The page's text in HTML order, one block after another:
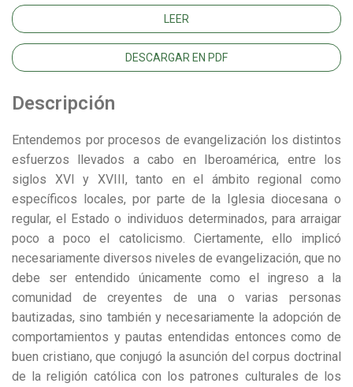
LEER
DESCARGAR EN PDF
Descripción
Entendemos por procesos de evangelización los distintos
esfuerzos llevados a cabo en Iberoamérica, entre los
siglos XVI y XVIII, tanto en el ámbito regional como
específicos locales, por parte de la Iglesia diocesana o
regular, el Estado o individuos determinados, para arraigar
poco a poco el catolicismo. Ciertamente, ello implicó
necesariamente diversos niveles de evangelización, que no
debe ser entendido únicamente como el ingreso a la
comunidad de creyentes de una o varias personas
bautizadas, sino también y necesariamente la adopción de
comportamientos y pautas entendidas entonces como de
buen cristiano, que conjugó la asunción del corpus doctrinal
de la religión católica con los patrones culturales de los